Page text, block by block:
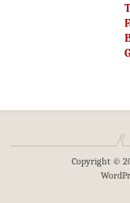
Copyright ©